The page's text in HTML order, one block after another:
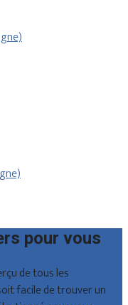
pour vous
de tous les
facile de trouver un